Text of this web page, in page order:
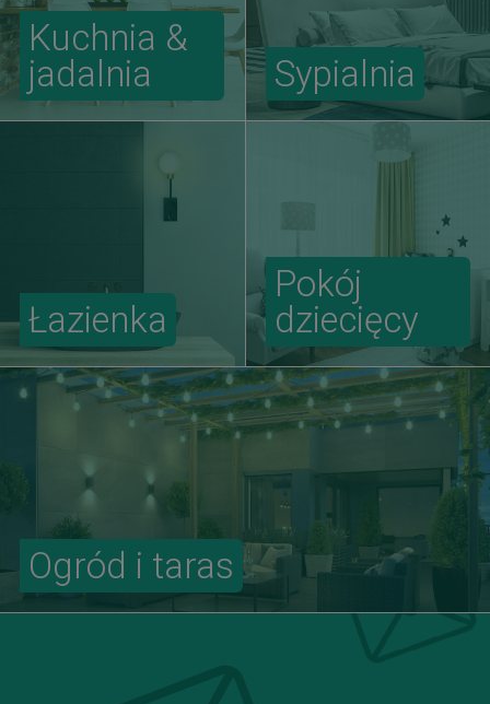
Kuchnia &
jadalnia
Sypialnia
Ogród i taras
Łazienka
Pokój
dziecięcy